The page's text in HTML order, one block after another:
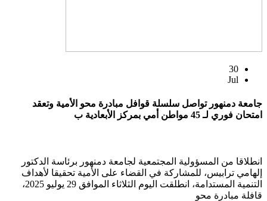
30
Jul
جامعة دمنهور تواصل سلسلة قوافل مبادرة محو الأمية وتعقد
امتحان فوري لـ 45 مواطن أمي بمركز الأبعادية ب
انطلاقا من المسؤولية المجتمعية لجامعة دمنهور برئاسة الدكتور
إلهامي ترابيس، للمشاركة في القضاء على الأمية تحقيقا لأهداف
التنمية المستدامة، انطلقت اليوم الثلاثاء الموافق 29 يوليو 2025،
قافلة مبادرة محو